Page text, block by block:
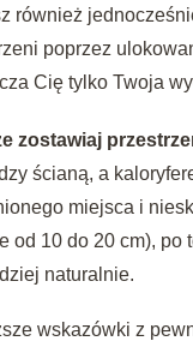
również
poprzez
Cię tylko Twoja
zostawiaj
ścianą, a
miejsca i
od 10 do 20 cm), po
naturalnie.
wskazówki z